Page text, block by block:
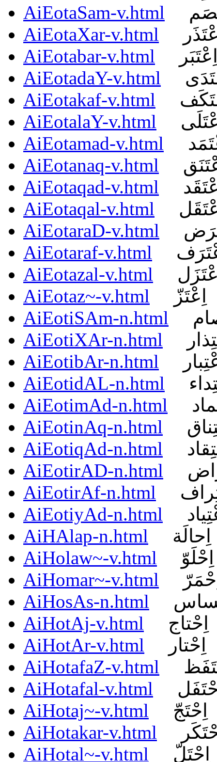
AiEotaSam-v.html
AiEotaXar-v.html
AiEotabar-v.html
AiEotadaY-v.html
AiEotakaf-v.html
AiEotalaY-v.html
AiEotamad-v.html
AiEotanaq-v.html
AiEotaqad-v.html
AiEotaqal-v.html
AiEotaraD-v.html
AiEotaraf-v.html
AiEotazal-v.html
AiEotaz~-v.html
اِعْتَزّ
AiEotiSAm-n.html
AiEotiXAr-n.html
AiEotibAr-n.html
AiEotidAL-n.html
AiEotimAd-n.html
AiEotinAq-n.html
AiEotiqAd-n.html
AiEotirAD-n.html
AiEotirAf-n.html
AiEotiyAd-n.html
AiHAlap-n.html
اِحالَة
AiHolaw~-v.html
اِحْلَوّ
AiHomar~-v.html
AiHosAs-n.html
AiHotAj-v.html
اِحْتاج
AiHotAr-v.html
اِحْتار
AiHotafaZ-v.html
AiHotafal-v.html
AiHotaj~-v.html
اِحْتَجّ
AiHotakar-v.html
AiHotal~-v.html
اِحْتَلّ